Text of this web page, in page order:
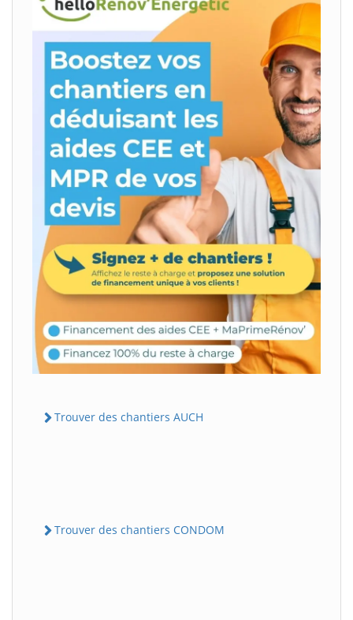
Trouver des chantiers AUCH
Trouver des chantiers CONDOM